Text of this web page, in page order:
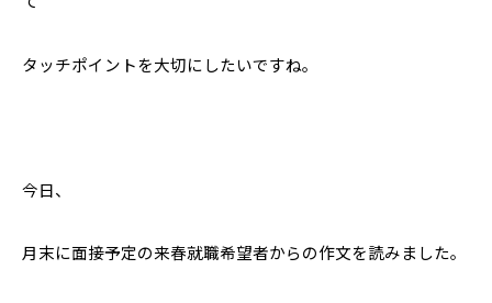
タッチポイントを大切にしたいですね。
今日、
月末に面接予定の来春就職希望者からの作文を読みました。